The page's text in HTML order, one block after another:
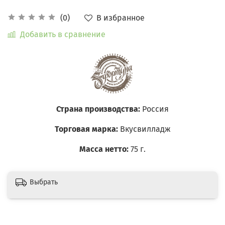
(0)
В избранное
Добавить в сравнение
Страна производства: Россия
Торговая марка: Вкусвилладж
Масса нетто: 75 г.
Выбрать